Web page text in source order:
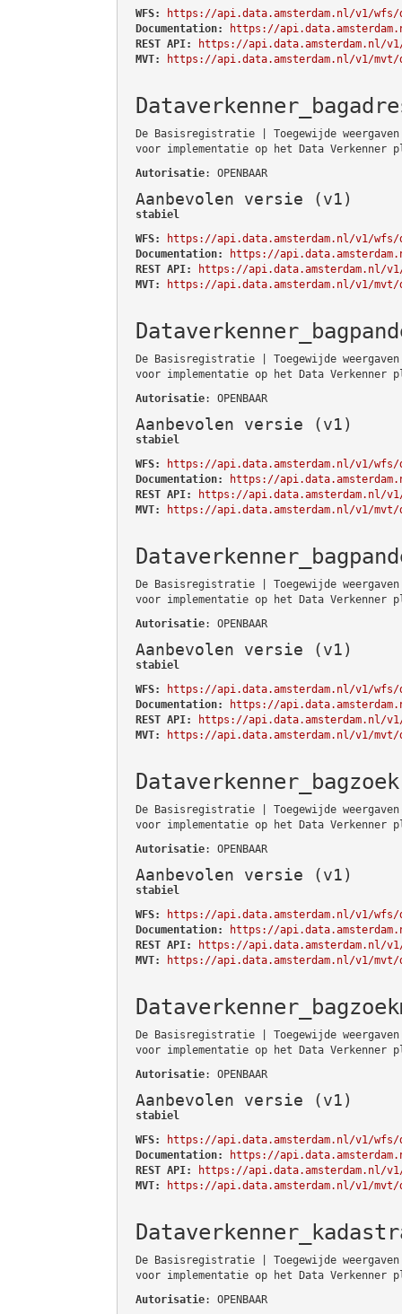
WFS:
https://api.data.amsterdam.nl/v1/wfs/
Documentation:
https://
REST API:
https://api.data.amsterdam.nl/
MVT:
https://api.data.amsterdam.nl/v1/mvt/
De Basisregistratie | Toegewijde
voor implementatie op het Data Verkenner
Autorisatie: OPENBAAR
Aanbevolen versie (v1)
stabiel
WFS:
https://api.data.amsterdam.nl/v1/wfs/
Documentation:
https://
REST API:
https://api.data.amsterdam.nl/
MVT:
https://api.data.amsterdam.nl/v1/mvt/
De Basisregistratie | Toegewijde
voor implementatie op het Data Verkenner
Autorisatie: OPENBAAR
Aanbevolen versie (v1)
stabiel
WFS:
https://api.data.amsterdam.nl/v1/wfs/
Documentation:
https://
REST API:
https://api.data.amsterdam.nl/v1/
MVT:
https://api.data.amsterdam.nl/v1/mvt/
De Basisregistratie | Toegewijde
voor implementatie op het Data Verkenner
Autorisatie: OPENBAAR
Aanbevolen versie (v1)
stabiel
WFS:
https://api.data.amsterdam.nl/v1/wfs/
Documentation:
https://
REST API:
https://api.data.amsterdam.nl/v1/
MVT:
https://api.data.amsterdam.nl/v1/mvt/
Dataverkenner_bagzoek
De Basisregistratie | Toegewijde
voor implementatie op het Data Verkenner
Autorisatie: OPENBAAR
Aanbevolen versie (v1)
stabiel
WFS:
https://api.data.amsterdam.nl/v1/wfs/
Documentation:
https://
REST API:
https://api.data.amsterdam.nl/
MVT:
https://api.data.amsterdam.nl/v1/mvt/
De Basisregistratie | Toegewijde
voor implementatie op het Data Verkenner
Autorisatie: OPENBAAR
Aanbevolen versie (v1)
stabiel
WFS:
https://api.data.amsterdam.nl/v1/wfs/
Documentation:
https://
REST API:
https://api.data.amsterdam.nl/v1/
MVT:
https://api.data.amsterdam.nl/v1/mvt/
De Basisregistratie | Toegewijde
voor implementatie op het Data Verkenner
Autorisatie: OPENBAAR